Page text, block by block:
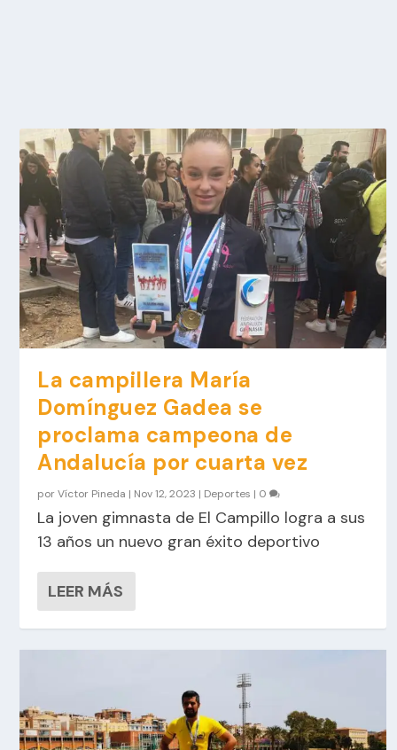
La campillera María
Domínguez Gadea se
proclama campeona de
Andalucía por cuarta vez
porVíctor Pineda | Nov 12, 2023 | Deportes | 0
La joven gimnasta de El Campillo logra a sus
13 años un nuevo gran éxito deportivo
LEER MÁS